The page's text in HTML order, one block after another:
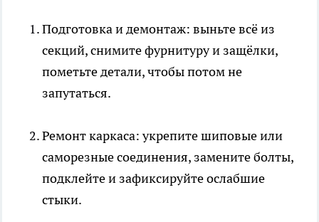
Подготовка и демонтаж: выньте всё из
секций, снимите фурнитуру и защёлки,
пометьте детали, чтобы потом не
запутаться.
Ремонт каркаса: укрепите шиповые или
саморезные соединения, замените болты,
подклейте и зафиксируйте ослабшие
стыки.